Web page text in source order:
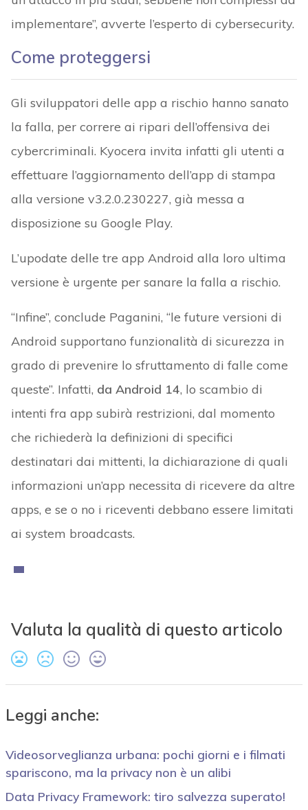
implementare”, avverte l’esperto di cybersecurity.
Come proteggersi
Gli sviluppatori delle app a rischio hanno sanato
la falla, per correre ai ripari dell’offensiva dei
cybercriminali. Kyocera invita infatti gli utenti a
effettuare l’aggiornamento dell’app di stampa
alla versione v3.2.0.230227, già messa a
disposizione su Google Play.
L’upodate delle tre app Android alla loro ultima
versione è urgente per sanare la falla a rischio.
“Infine”, conclude Paganini, “le future versioni di
Android supportano funzionalità di sicurezza in
grado di prevenire lo sfruttamento di falle come
queste”. Infatti, da Android 14, lo scambio di
intenti fra app subirà restrizioni, dal momento
che richiederà la definizioni di specifici
destinatari dai mittenti, la dichiarazione di quali
informazioni un’app necessita di ricevere da altre
apps, e se o no i riceventi debbano essere limitati
ai system broadcasts.
Valuta la qualità di questo articolo
Leggi anche:
Videosorveglianza urbana: pochi giorni e i filmati
spariscono, ma la privacy non è un alibi
Data Privacy Framework: tiro salvezza superato!